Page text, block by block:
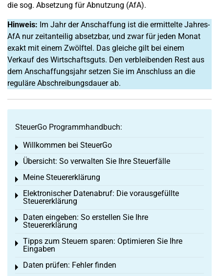
die sog. Absetzung für Abnutzung (AfA).
Hinweis: Im Jahr der Anschaffung ist die ermittelte Jahres-
AfA nur zeitanteilig absetzbar, und zwar für jeden Monat
exakt mit einem Zwölftel. Das gleiche gilt bei einem
Verkauf des Wirtschaftsguts. Den verbleibenden Rest aus
dem Anschaffungsjahr setzen Sie im Anschluss an die
reguläre Abschreibungsdauer ab.
SteuerGo Programmhandbuch:
Willkommen bei SteuerGo
Toggle menu
Übersicht: So verwalten Sie Ihre Steuerfälle
Toggle menu
Meine Steuererklärung
Toggle menu
Elektronischer Datenabruf: Die vorausgefüllte
Steuererklärung
Toggle menu
Daten eingeben: So erstellen Sie Ihre
Steuererklärung
Toggle menu
Tipps zum Steuern sparen: Optimieren Sie Ihre
Eingaben
Toggle menu
Daten prüfen: Fehler finden
Toggle menu